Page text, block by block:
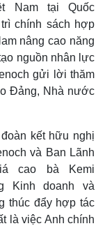
Nam tại Quốc
chính sách hợp
nâng cao năng
nguồn nhân lực
gửi lời thăm
Đảng, Nhà nước
kết hữu nghị
và Ban Lãnh
cao bà Kemi
Kinh doanh và
thúc đẩy hợp tác
là việc Anh chính